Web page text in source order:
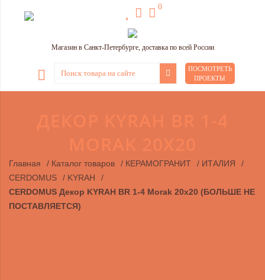
0
Магазин в Санкт-Петербурге, доставка по всей России
ПОСМОТРЕТЬ
ПРОЕКТЫ
Главная / Каталог товаров / КЕРАМОГРАНИТ / ИТАЛИЯ
/
CERDOMUS
/ KYRAH
/
CERDOMUS Декор KYRAH BR 1-4 Morak 20x20 (БОЛЬШЕ НЕ
ПОСТАВЛЯЕТСЯ)